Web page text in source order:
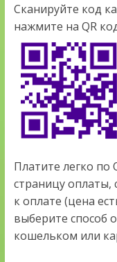
Сканируйте код
нажмите на QR
Платите легко по
страницу оплаты,
к оплате (цена
выберите способ
кошельком или